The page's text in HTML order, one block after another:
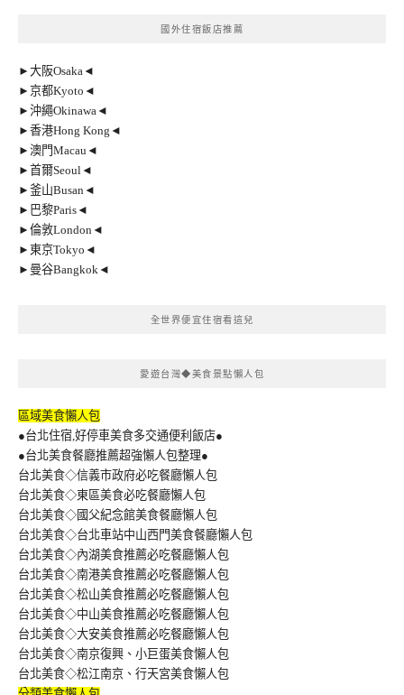
國外住宿飯店推薦
►大阪Osaka◄
►京都Kyoto◄
►沖繩Okinawa◄
►香港Hong Kong◄
►澳門Macau◄
►首爾Seoul◄
►釜山Busan◄
►巴黎Paris◄
►倫敦London◄
►東京Tokyo◄
►曼谷Bangkok◄
全世界便宜住宿看這兒
愛遊台灣◆美食景點懶人包
區域美食懶人包
●台北住宿,好停車美食多交通便利飯店●
●台北美食餐廳推薦超強懶人包整理●
台北美食◇信義市政府必吃餐廳懶人包
台北美食◇東區美食必吃餐廳懶人包
台北美食◇國父紀念館美食餐廳懶人包
台北美食◇台北車站中山西門美食餐廳懶人包
台北美食◇內湖美食推薦必吃餐廳懶人包
台北美食◇南港美食推薦必吃餐廳懶人包
台北美食◇松山美食推薦必吃餐廳懶人包
台北美食◇中山美食推薦必吃餐廳懶人包
台北美食◇大安美食推薦必吃餐廳懶人包
台北美食◇南京復興、小巨蛋美食懶人包
台北美食◇松江南京、行天宮美食懶人包